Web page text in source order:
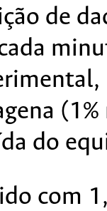
de
do
com